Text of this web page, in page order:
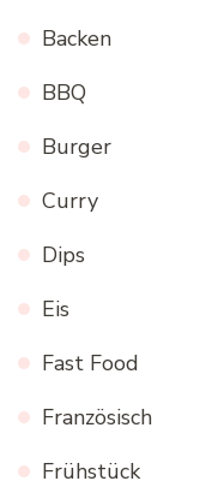
Backen
BBQ
Burger
Curry
Dips
Eis
Fast Food
Französisch
Frühstück